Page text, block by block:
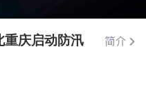
重庆启动防汛